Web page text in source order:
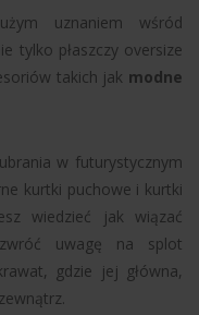
uznaniem wśród
tylko płaszczy oversize
takich jak modne
w futurystycznym
kurtki puchowe i kurtki
wiedzieć jak wiązać
uwagę na splot
gdzie jej główna,